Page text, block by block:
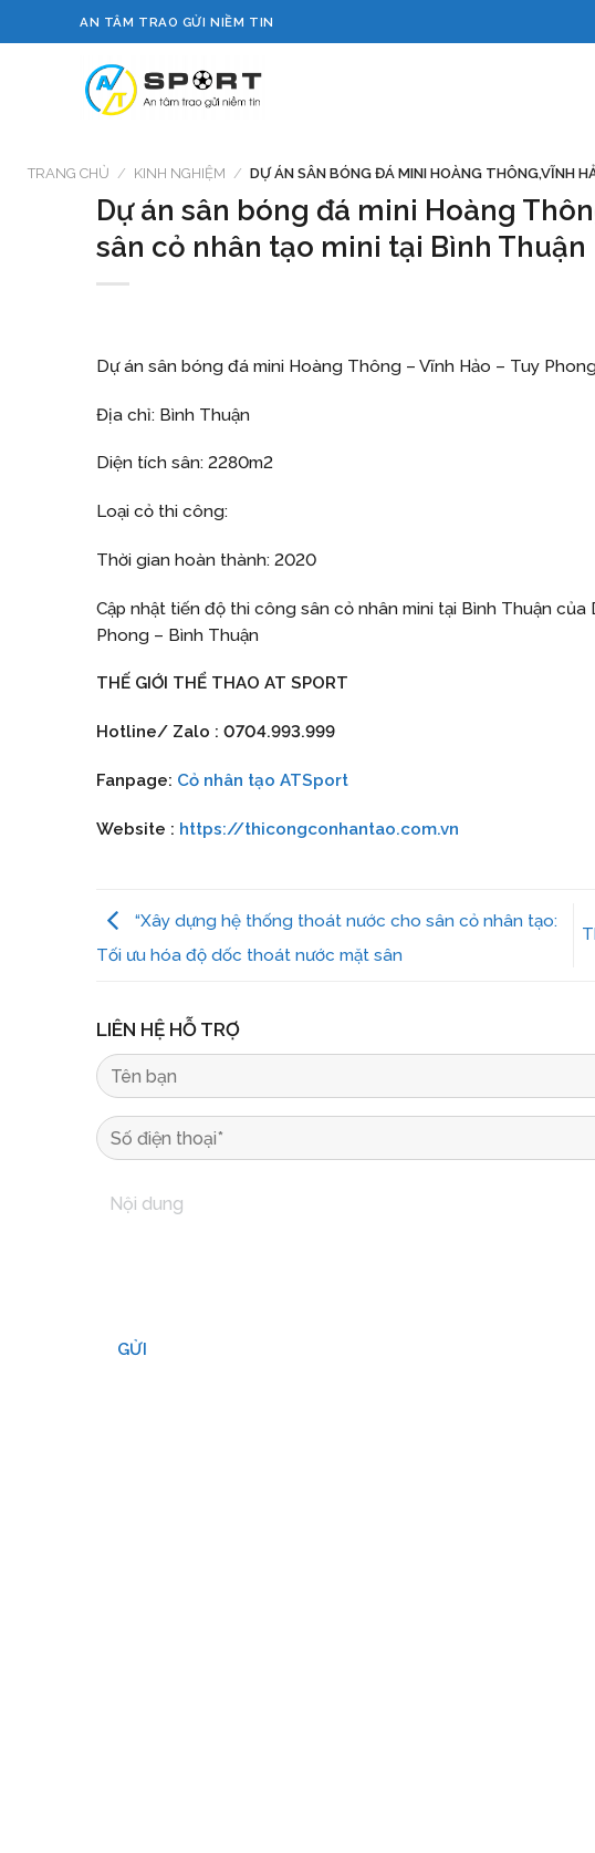
to
AN TÂM TRAO GỬI NIỀM TIN
TRANG CHỦ / KINH NGHIỆM / DỰ ÁN SÂN BÓNG ĐÁ MINI HOÀNG THÔNG,VĨNH
Dự án sân bóng đá mini Hoàng
sân cỏ nhân tạo mini tại Bình Thuận
Dự án sân bóng đá mini Hoàng Thông – Vĩnh Hảo – Tuy
Địa chỉ: Bình Thuận
Diện tích sân: 2280m2
Loại cỏ thi công:
Thời gian hoàn thành: 2020
Cập nhật tiến độ thi công sân cỏ nhân mini tại Bình Thuận của
Phong – Bình Thuận
THẾ GIỚI THỂ THAO AT SPORT
Hotline/ Zalo : 0704.993.999
Fanpage: Cỏ nhân tạo ATSport
Website : https://thicongconhantao.com.vn
“Xây dựng hệ thống thoát nước cho sân cỏ nhân tạo:
Tối ưu hóa độ dốc thoát nước mặt sân
LIÊN HỆ HỖ TRỢ
GỬI